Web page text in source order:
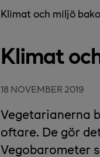
Klimat och miljö
Klimat
18 NOVEMBER 2019
Vegetarianerna
oftare. De gör
Vegobarometer